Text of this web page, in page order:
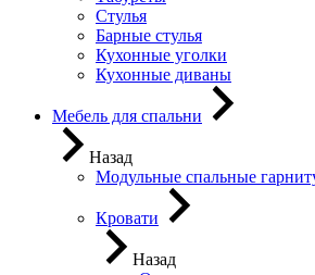
Стулья
Барные стулья
Кухонные уголки
Кухонные диваны
Мебель для спальни
Назад
Модульные спальные
Кровати
Назад